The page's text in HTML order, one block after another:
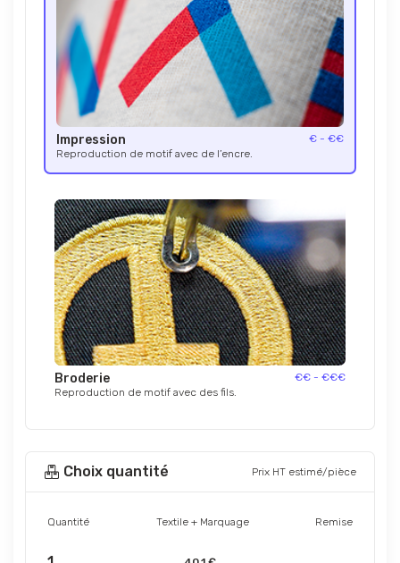
Impression
€ - €€
Reproduction de motif avec de l’encre.
Broderie
€€ - €€€
Reproduction de motif avec des fils.
Choix quantité Prix HT estimé/pièce
Quantité Textile + Marquage Remise